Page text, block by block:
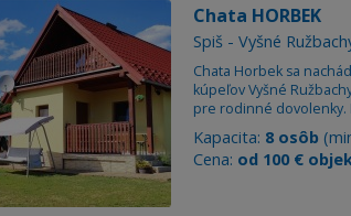
Chata HORBEK
Spiš - Vyšné
Chata Horbek sa
kúpeľov Vyšné
pre rodinné dovolenky.
Kapacita: 8 osôb
Cena: od 100 €